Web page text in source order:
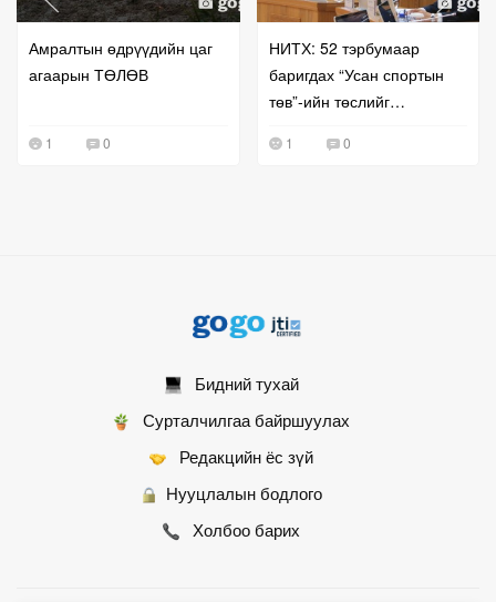
Амралтын өдрүүдийн цаг
агаарын ТӨЛӨВ
1 0
НИТХ: 52 тэрбумаар
баригдах “Усан спортын
төв”-ийн төслийг
1 0
Бидний тухай
Сурталчилгаа байршуулах
Редакцийн ёс зүй
Нууцлалын бодлого
Холбоо барих